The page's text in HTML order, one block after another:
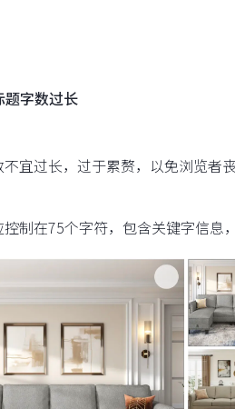
题字数过长
宜过长，过于累赘，以免浏览者
制在75个字符，包含关键字信息